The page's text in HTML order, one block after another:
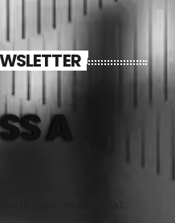
A
news and special